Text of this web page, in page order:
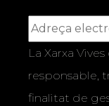
La Xarxa
responsable,
finalitat de